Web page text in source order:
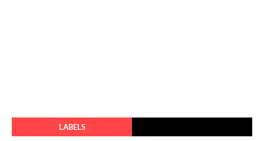
LABELS